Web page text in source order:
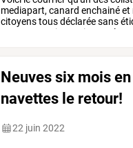
mediapart,canard enchainéet
citoyenstousdéclaréesans
qui croyaient la
Neuves six mois
navettes le retour!
22 juin 2022